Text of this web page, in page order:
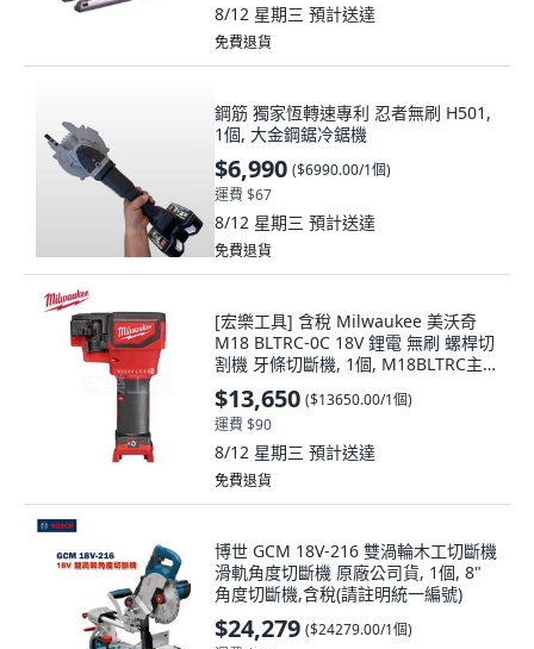
8/12 星期三 預計送達
免費退貨
鋼筋 獨家恆轉速專利 忍者無刷 H501,
1個, 大金鋼鋸冷鋸機
$6,990 ($6990.00/1個)
運費 $67
8/12 星期三 預計送達
免費退貨
[宏樂工具] 含稅 Milwaukee 美沃奇
M18 BLTRC-0C 18V 鋰電 無刷 螺桿切
割機 牙條切斷機, 1個, M18BLTRC主
機(含刀片)+箱子
$13,650 ($13650.00/1個)
運費 $90
8/12 星期三 預計送達
免費退貨
博世 GCM 18V-216 雙渦輪木工切斷機
滑軌角度切斷機 原廠公司貨, 1個, 8"
角度切斷機,含稅(請註明統一編號)
$24,279 ($24279.00/1個)